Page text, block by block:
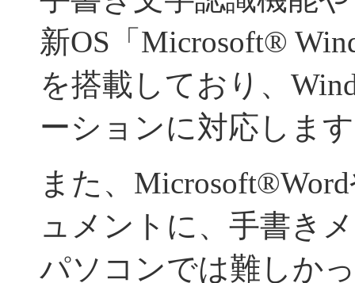
新OS「Microsoft®
を搭載しており、
ーションに対応しま
また、
ュメントに、手書き
パソコンでは難しか